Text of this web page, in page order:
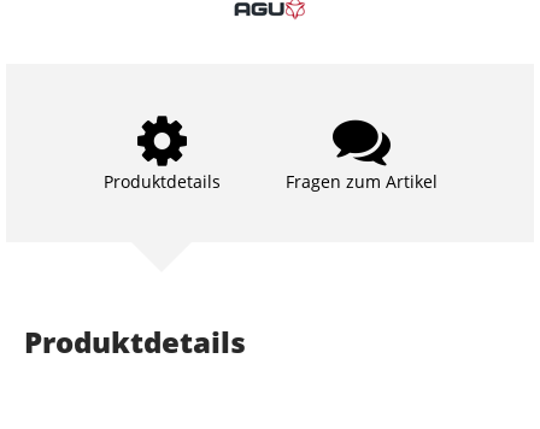
Produktdetails Fragen zum Artikel
Produktdetails